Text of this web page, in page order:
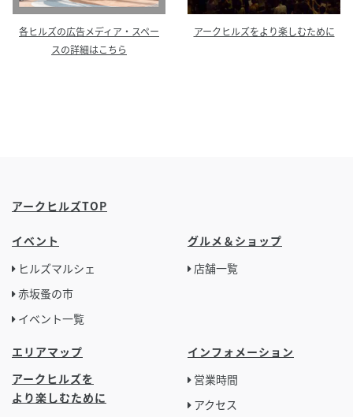
各ヒルズの広告メディア・スペー
スの詳細はこちら
アークヒルズをより楽しむために
アークヒルズTOP
イベント
ヒルズマルシェ
赤坂蚤の市
イベント一覧
グルメ＆ショップ
店舗一覧
エリアマップ
アークヒルズを
より楽しむために
インフォメーション
営業時間
アクセス